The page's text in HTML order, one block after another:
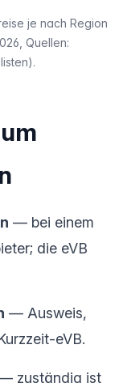
je nach Region
Quellen:
— bei einem
die eVB
— Ausweis,
eVB.
zuständig ist